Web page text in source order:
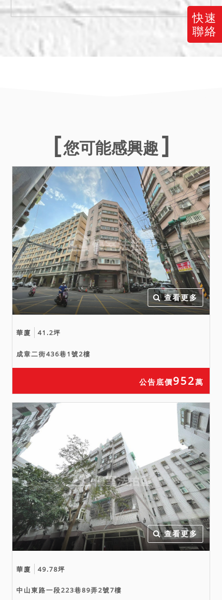
快速
聯絡
980,000元。
四、本件土地領有桃園市政
府核發(50)府建土執照字第
093號建造執照，另本建物
得異議；又本件拍賣以建物
現況拍賣，當事人及拍定人
均不得以面積不符，請求增
減價金，請應買人注意。
五、本件不動產有抵押權設
定，拍定後全部塗銷。
六、依桃園市政府都市計畫
土地使用分區證明書所載，
本件土地為中壢平鎮都市計
畫（民國61年2月26日）之
商業區，惟上開證明書僅供
參考，上開計劃案中土地使
用分區管制之規定及開發限
制請應買人自行洽桃園市政
後不得以此為理由請求撤銷
拍定。
七、本件標的物原所有權人
或使用人如有積欠工程受益
費及水電、瓦斯或管理費等
費用，應由拍定人自行與相
關單位洽商解決。
八、拍賣之不動產如於查封
後經地政機關實施重測，其
面積應以重測結果為準。拍
定後債權人、債務人、拍定
人或其他利害關係人均不得
以面積增減請求增減價金或
聲請撤銷拍賣。
九、本院業將查詢所得之資
訊揭露於拍賣公告之上，惟
收及協議價購等事，可能伴
您可能感興趣
查看更多
華廈 41.2坪
成章二街436巷1號2樓
公告底價952萬
查看更多
華廈 49.78坪
中山東路一段223巷89弄2號7樓